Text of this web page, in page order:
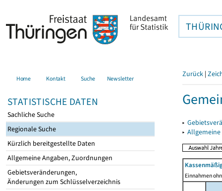
Home Kontakt Suche Newsletter
STATISTISCHE DATEN
Sachliche Suche
Regionale Suche
Kürzlich bereitgestellte Daten
Allgemeine Angaben, Zuordnungen
Gebietsveränderungen,
Änderungen zum Schlüsselverzeichnis
Zurück |
▸
▸
Einnahmen